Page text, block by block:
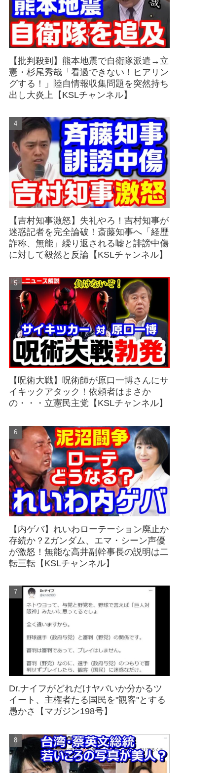
【批判殺到】熊本地震で自衛隊派遣→立
憲・杉尾秀哉「看過できない！ヒアリン
グする！」陸自情報収集問題を突然持ち
出し大炎上【KSLチャンネル】
【吉村知事激怒】失礼やろ！吉村知事が
迷惑記者を完全論破！斎藤知事へ「経歴
詐称、無能」繰り返される嘘と誹謗中傷
に対して毅然と反論【KSLチャンネル】
【呪術大戦】呪術師が原口一博さんにサ
イキックアタック！依頼者はまさか
の・・・立憲民主党【KSLチャンネル】
【内ゲバ】れいわローテーション廃止か
存続か？Zガンダム、エマ・シーン声優
が激怒！無能な高井副幹事長の説明は二
転三転【KSLチャンネル】
Dr.ナイフがどれだけヤバいか分かるツ
イート、主権者たる国民を"観客"とする
愚かさ【マガジン198号】